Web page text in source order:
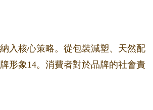
入核心策略。從包裝減塑、天然配
形象14。消費者對於品牌的社會責